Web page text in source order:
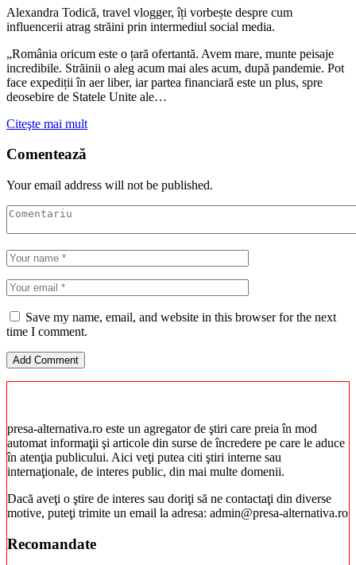
Alexandra Todică, travel vlogger, îți vorbește despre cum
influencerii atrag străini prin intermediul social media.
„România oricum este o țară ofertantă. Avem mare, munte peisaje
incredibile. Străinii o aleg acum mai ales acum, după pandemie. Pot
face expediții în aer liber, iar partea financiară este un plus, spre
deosebire de Statele Unite ale…
Citeşte mai mult
Comentează
Your email address will not be published.
Save my name, email, and website in this browser for the next
time I comment.
presa-alternativa.ro este un agregator de ştiri care preia în mod
automat informaţii şi articole din surse de încredere pe care le aduce
în atenţia publicului. Aici veţi putea citi ştiri interne sau
internaţionale, de interes public, din mai multe domenii.
Dacă aveţi o ştire de interes sau doriţi să ne contactaţi din diverse
motive, puteţi trimite un email la adresa: admin@presa-alternativa.ro
Recomandate